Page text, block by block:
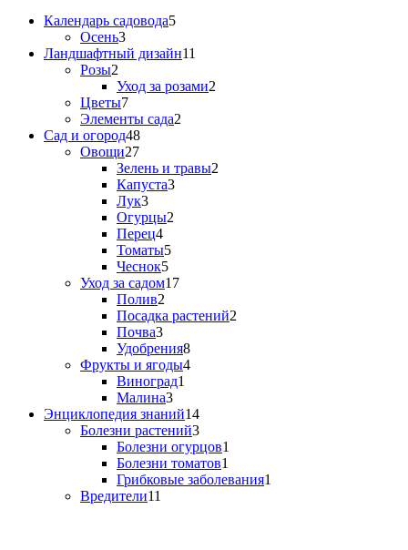
Календарь садовода5
Осень3
Ландшафтный дизайн11
Розы2
Уход за розами2
Цветы7
Элементы сада2
Сад и огород48
Овощи27
Зелень и травы2
Капуста3
Лук3
Огурцы2
Перец4
Томаты5
Чеснок5
Уход за садом17
Полив2
Посадка растений2
Почва3
Удобрения8
Фрукты и ягоды4
Виноград1
Малина3
Энциклопедия знаний14
Болезни растений3
Болезни огурцов1
Болезни томатов1
Грибковые заболевания1
Вредители11